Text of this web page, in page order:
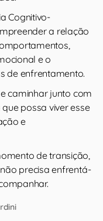
Cognitivo-
a relação
e o
de enfrentamento.
caminhar junto com
possa viver esse
e
de transição,
precisa enfrentá-